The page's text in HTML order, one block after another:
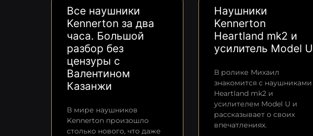
Все наушники
Kennerton за два
часа. Большой
разбор без
цензуры с
Валентином
Казанжи
В мире наушников
Kennerton произошло
столько нового, что даже
Наушники
Kennerton
Heartland mk2 и
усилитель Model U
В ролике Михаил
знакомится с наушниками
Heartland mk2 и
усилителем Model U и
рассказывает о своих
впечатлениях.